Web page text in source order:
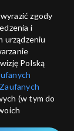
zgody
i
urządzeniu
Polską
Zaufanych
(w tym do